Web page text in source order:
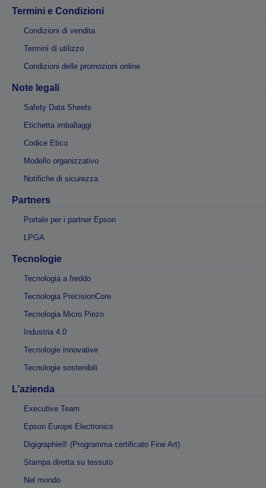
Termini e Condizioni
Condizioni di vendita
Termini di utilizzo
Condizioni delle promozioni online
Note legali
Safety Data Sheets
Etichetta imballaggi
Codice Etico
Modello organizzativo
Notifiche di sicurezza
Partners
Portale per i partner Epson
LPGA
Tecnologie
Tecnologia a freddo
Tecnologia PrecisionCore
Tecnologia Micro Piezo
Industria 4.0
Tecnologie innovative
Tecnologie sostenibili
L’azienda
Executive Team
Epson Europe Electronics
Digigraphie® (Programma certificato Fine Art)
Stampa diretta su tessuto
Nel mondo